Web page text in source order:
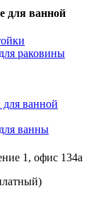
для ванной
раковины
ванной
ванны
1, офис 134а